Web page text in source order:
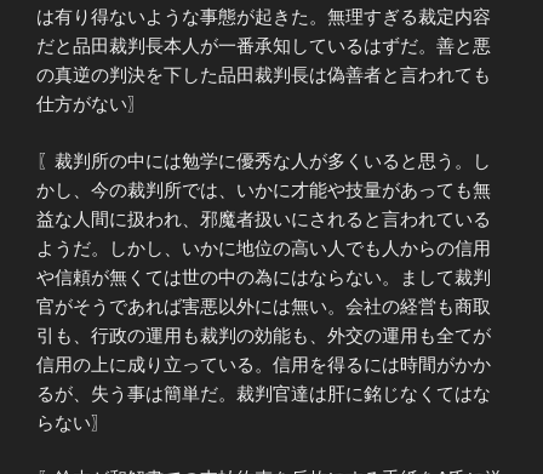
は有り得ないような事態が起きた。無理すぎる裁定内容
だと品田裁判長本人が一番承知しているはずだ。善と悪
の真逆の判決を下した品田裁判長は偽善者と言われても
仕方がない〗
〖裁判所の中には勉学に優秀な人が多くいると思う。し
かし、今の裁判所では、いかに才能や技量があっても無
益な人間に扱われ、邪魔者扱いにされると言われている
ようだ。しかし、いかに地位の高い人でも人からの信用
や信頼が無くては世の中の為にはならない。まして裁判
官がそうであれば害悪以外には無い。会社の経営も商取
引も、行政の運用も裁判の効能も、外交の運用も全てが
信用の上に成り立っている。信用を得るには時間がかか
るが、失う事は簡単だ。裁判官達は肝に銘じなくてはな
らない〗